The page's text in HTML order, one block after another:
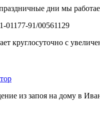
дни мы
01177-91/00561129
круглосуточно с
из запоя на дому в